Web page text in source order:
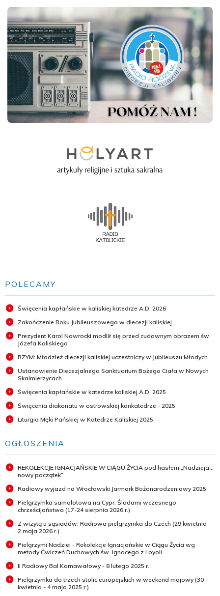
POLECAMY
Święcenia kapłańskie w kaliskiej katedrze A.D. 2026
Zakończenie Roku Jubileuszowego w diecezji kaliskiej
Prezydent Karol Nawrocki modlił się przed cudownym obrazem św.
Józefa Kaliskiego
RZYM: Młodzież diecezji kaliskiej uczestniczy w Jubileuszu Młodych
Ustanowienie Diecezjalnego Sanktuarium Bożego Ciała w Nowych
Skalmierzycach
Święcenia kapłańskie w katedrze kaliskiej A.D. 2025
Święcenia diakonatu w ostrowskiej konkatedrze - 2025
Liturgia Męki Pańskiej w Katedrze Kaliskiej 2025
OGŁOSZENIA
REKOLEKCJE IGNACJAŃSKIE W CIĄGU ŻYCIA pod hasłem „Nadzieja...
nowy początek”
Radiowy wyjazd na Wrocławski Jarmark Bożonarodzeniowy 2025
Pielgrzymka samolotowa na Cypr. Śladami wczesnego
chrześcijaństwa (17-24 sierpnia 2026 r.)
Z wizytą u sąsiadów. Radiowa pielgrzymka do Czech (29 kwietnia -
2 maja 2026 r.)
Pielgrzymi Nadziei - Rekolekcje Ignacjańskie w Ciągu Życia wg
metody Ćwiczeń Duchowych św. Ignacego z Loyoli
II Radiowy Bal Karnawałowy - 8 lutego 2025 r.
Pielgrzymka do trzech stolic europejskich w weekend majowy (30
kwietnia - 4 maja 2025 r.)